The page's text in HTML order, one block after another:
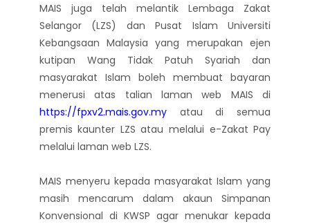
MAIS juga telah melantik Lembaga Zakat
Selangor (LZS) dan Pusat Islam Universiti
Kebangsaan Malaysia yang merupakan ejen
kutipan Wang Tidak Patuh Syariah dan
masyarakat Islam boleh membuat bayaran
menerusi atas talian laman web MAIS di
https://fpxv2.mais.gov.myatau di semua
premis kaunter LZS atau melalui e-Zakat Pay
melalui laman web LZS.
MAIS menyeru kepada masyarakat Islam yang
masih mencarum dalam akaun Simpanan
Konvensional di KWSP agar menukar kepada